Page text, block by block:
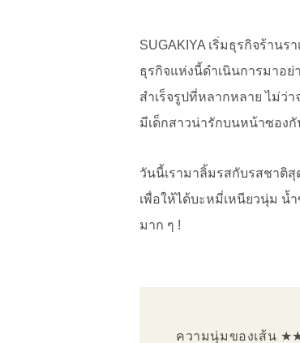
SUGAKIYA เริ่มธุรกิจร้าน
ธุรกิจแห่งนี้ดำเนินการมาอ
สำเร็จรูปที่หลากหลาย ไม่ว่
มีเด็กสาวน่ารักบนหน้าซองกั
วันนี้เรามาลิ้มรสกับรสชาติสุ
เพื่อให้ได้บะหมี่เหนียวนุ่ม
มาก ๆ !
ความนุ่มของเส้น